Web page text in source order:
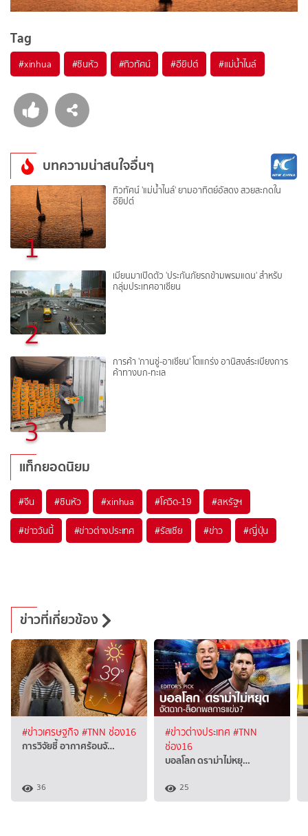
Tag
#xinhua #ซินหัว #ทิวทัศน์ #อียิปต์ #แม่น้ำไนล์
บทความน่าสนใจอื่นๆ
1
ทิวทัศน์ 'แม่น้ำไนล์' ยามอาทิตย์อัสดง สวยสะกดใน
อียิปต์
2
เมียนมาเปิดตัว 'ประกันภัยรถข้ามพรมแดน' สำหรับ
กลุ่มประเทศอาเซียน
3
การค้า 'กานซู่-อาเซียน' โตแกร่ง อานิสงส์ระเบียงการ
ค้าทางบก-ทะเล
แท็กยอดนิยม
#จีน #ซินหัว #xinhua #โควิด-19 #สหรัฐฯ
#ข่าววันนี้ #ข่าวต่างประเทศ #รัสเซีย #ข่าว #ญี่ปุ่น
ข่าวที่เกี่ยวข้อง
#ข่าวเศรษฐกิจ #TNN ช่อง16
การวิจัยชี้ อากาศร้อนจั…
36
#ข่าวต่างประเทศ #TNN
ช่อง16
บอลโลก ดราม่าไม่หยุ…
25